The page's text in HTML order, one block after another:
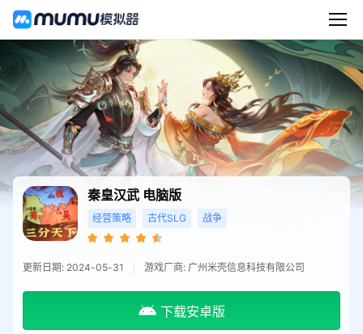
秦皇汉武 电脑版
经营策略 古代SLG 战争
更新日期: 2024-05-31 游戏厂商: 广州米壳信息科技有限公司
下载安卓版